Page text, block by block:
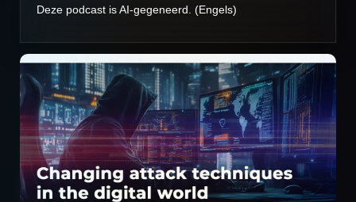
a
t
i
n
Deze podcast is AI-gegeneerd. (Engels)